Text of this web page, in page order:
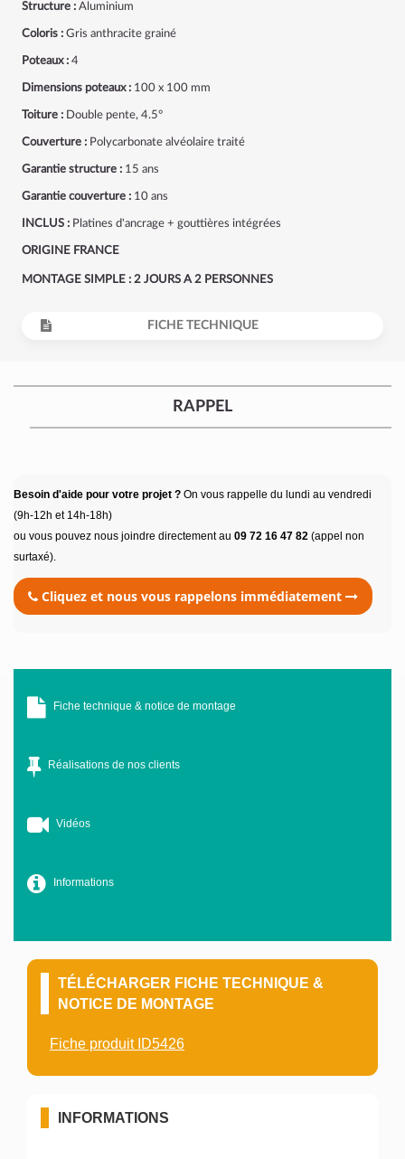
Structure : Aluminium
Coloris : Gris anthracite grainé
Poteaux : 4
Dimensions poteaux : 100 x 100 mm
Toiture : Double pente, 4.5°
Couverture : Polycarbonate alvéolaire traité
Garantie structure : 15 ans
Garantie couverture : 10 ans
INCLUS : Platines d'ancrage + gouttières intégrées
ORIGINE FRANCE
MONTAGE SIMPLE : 2 JOURS A 2 PERSONNES
FICHE TECHNIQUE
RAPPEL
Besoin d'aide pour votre projet ? On vous rappelle du lundi au vendredi
(9h-12h et 14h-18h)
ou vous pouvez nous joindre directement au 09 72 16 47 82 (appel non
surtaxé).
Cliquez et nous vous rappelons immédiatement
Fiche technique & notice de montage
Réalisations de nos clients
Vidéos
Informations
TÉLÉCHARGER FICHE TECHNIQUE &
NOTICE DE MONTAGE
Fiche produit ID5426
INFORMATIONS